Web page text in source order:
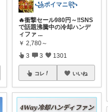
꧁ポイマニ꧂
🔥衝撃セール980円～‼️SNS
で話題沸騰中の冷却ハンデ
ィファ ...
￥ 2,780～
3 3 1301
コレ いいね